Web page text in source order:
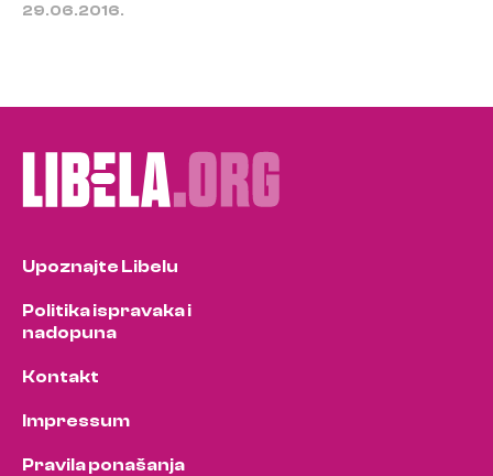
29.06.2016.
Upoznajte Libelu
Politika ispravaka i
nadopuna
Kontakt
Impressum
Pravila ponašanja